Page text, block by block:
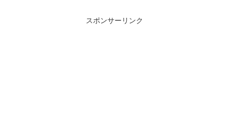
スポンサーリンク